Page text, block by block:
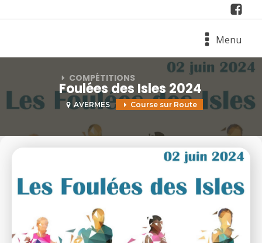
Menu
COMPÉTITIONS
Foulées des Isles 2024
AVERMES Course sur Route